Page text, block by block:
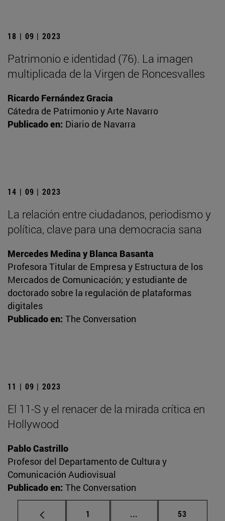
18 | 09 | 2023
Patrimonio e identidad (76). La imagen
multiplicada de la Virgen de Roncesvalles
Ricardo Fernández Gracia
Cátedra de Patrimonio y Arte Navarro
Publicado en: Diario de Navarra
14 | 09 | 2023
La relación entre ciudadanos, periodismo y
política, clave para una democracia sana
Mercedes Medina y Blanca Basanta
Profesora Titular de Empresa y Estructura de los
Mercados de Comunicación; y estudiante de
doctorado sobre la regulación de plataformas
digitales
Publicado en: The Conversation
11 | 09 | 2023
El 11-S y el renacer de la mirada crítica en
Hollywood
Pablo Castrillo
Profesor del Departamento de Cultura y
Comunicación Audiovisual
Publicado en: The Conversation
Página
1 ... Páginas intermedias
Página
53